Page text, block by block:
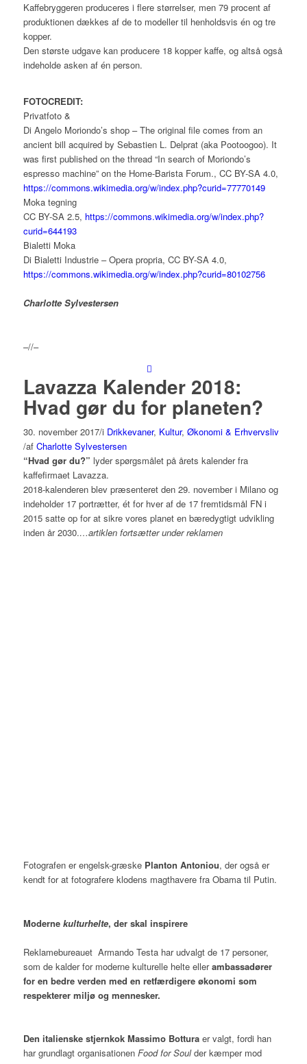
Kaffebryggeren produceres i flere størrelser, men 79 procent af
produktionen dækkes af de to modeller til henholdsvis én og tre
kopper.
Den største udgave kan producere 18 kopper kaffe, og altså også
indeholde asken af én person.
FOTOCREDIT:
Privatfoto &
Di Angelo Moriondo’s shop – The original file comes from an
ancient bill acquired by Sebastien L. Delprat (aka Pootoogoo). It
was first published on the thread “In search of Moriondo’s
espresso machine” on the Home-Barista Forum., CC BY-SA 4.0,
https://commons.wikimedia.org/w/index.php?curid=77770149
Moka tegning
CC BY-SA 2.5, https://commons.wikimedia.org/w/index.php?
curid=644193
Bialetti Moka
Di Bialetti Industrie – Opera propria, CC BY-SA 4.0,
https://commons.wikimedia.org/w/index.php?curid=80102756
Charlotte Sylvestersen
–//–
Lavazza Kalender 2018:
Hvad gør du for planeten?
30. november 2017/i Drikkevaner, Kultur, Økonomi & Erhvervsliv
/af Charlotte Sylvestersen
“Hvad gør du?” lyder spørgsmålet på årets kalender fra
kaffefirmaet Lavazza.
2018-kalenderen blev præsenteret den 29. november i Milano og
indeholder 17 portrætter, ét for hver af de 17 fremtidsmål FN i
2015 satte op for at sikre vores planet en bæredygtigt udvikling
inden år 2030.…artiklen fortsætter under reklamen
Fotografen er engelsk-græske Planton Antoniou, der også er
kendt for at fotografere klodens magthavere fra Obama til Putin.
Modernekulturhelte, der skal inspirere
Reklamebureauet Armando Testa har udvalgt de 17 personer,
som de kalder for moderne kulturelle helte ellerambassadører
for en bedre verden med en retfærdigere økonomi som
respekterer miljø og mennesker.
Den italienske stjernkok Massimo Botturaer valgt, fordi han
har grundlagt organisationen Food for Soulder kæmper mod